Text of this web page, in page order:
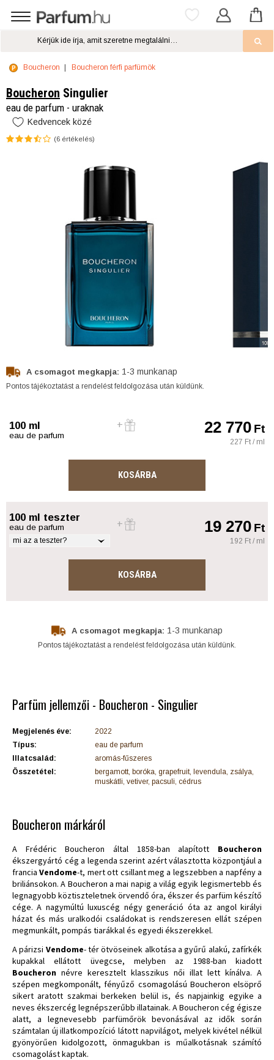
Boucheron Boucheron férfi parfümök
Boucheron Singulier
eau de parfum - uraknak
Kedvencek közé
(6 értékelés)
A csomagot megkapja: 1-3 munkanap
Pontos tájékoztatást a rendelést feldolgozása után küldünk.
100 ml
eau de parfum 22 770Ft
227 Ft / ml
KOSÁRBA
100 ml teszter
eau de parfum
mi az a teszter?
19 270Ft
192 Ft / ml
KOSÁRBA
A csomagot megkapja: 1-3 munkanap
Pontos tájékoztatást a rendelést feldolgozása után küldünk.
Parfüm jellemzői - Boucheron - Singulier
Megjelenés éve:
2022
Típus:
eau de parfum
Illatcsalád:
aromás-fűszeres
Összetétel:
bergamott, boróka, grapefruit, levendula, zsálya,
muskátli, vetiver, pacsuli, cédrus
Boucheron márkáról
A Frédéric Boucheron által 1858-ban alapított Boucheron
ékszergyártó cég a legenda szerint azért választotta központjául a
franciaVendome-t, mert ott csillant meg a legszebben a napfény a
briliánsokon. A Boucheron a mai napig a világ egyik legismertebb és
legnagyobb köztiszteletnek örvendő óra, ékszer és parfüm készítő
cége. A nagymúltú luxuscég négy generáció óta az angol királyi
házat és más uralkodói családokat is rendszeresen ellát szépen
megmunkált, pompás tiarákkal és egyedi ékszerekkel.
A párizsi Vendome- tér ötvöseinek alkotása a gyűrű alakú, zafírkék
kupakkal ellátott üvegcse, melyben az 1988-ban kiadott
Boucheron névre keresztelt klasszikus női illat lett kínálva. A
szépen megkomponált, fényűző csomagolású Boucheron elsöprő
sikert aratott szakmai berkeken belül is, és napjainkig egyike a
neves ékszercég legnépszerűbb illatainak. A Boucheron cég égisze
alatt, a legnevesebb parfümőrök bevonásával az idők során
számtalan új illatkompozíció látott napvilágot, melyek kivétel nélkül
gyönyörűen kidolgozott, önmagukban is műalkotásnak számító
csomagolást kaptak.